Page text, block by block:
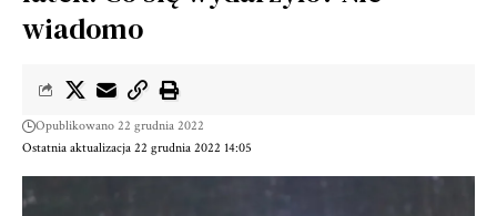
wiadomo
Ostatnia aktualizacja 22 grudnia 2022 14:05
Opublikowano 22 grudnia 2022